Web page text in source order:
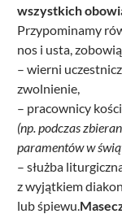
wszystkich
Przypominamy
nos i usta,
– wierni
zwolnienie,
– pracownicy
(np. podczas
paramentów w
– służba
z wyjątkiem
lub śpiewu.